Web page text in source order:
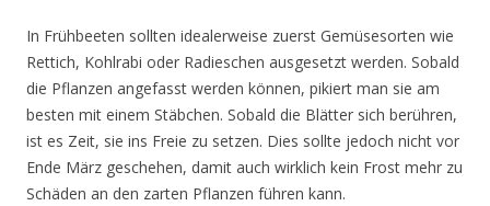
In Frühbeeten sollten idealerweise zuerst Gemüsesorten wie
Rettich, Kohlrabi oder Radieschen ausgesetzt werden. Sobald
die Pflanzen angefasst werden können, pikiert man sie am
besten mit einem Stäbchen. Sobald die Blätter sich berühren,
ist es Zeit, sie ins Freie zu setzen. Dies sollte jedoch nicht vor
Ende März geschehen, damit auch wirklich kein Frost mehr zu
Schäden an den zarten Pflanzen führen kann.